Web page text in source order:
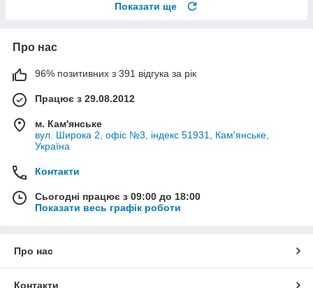
Показати ще
Про нас
96% позитивних з 391 відгука за рік
Працює з 29.08.2012
м. Кам'янське
вул. Широка 2, офіс №3, індекс 51931, Кам'янське,
Україна
Контакти
Сьогодні працює з 09:00 до 18:00
Показати весь графік роботи
Про нас
Контакти